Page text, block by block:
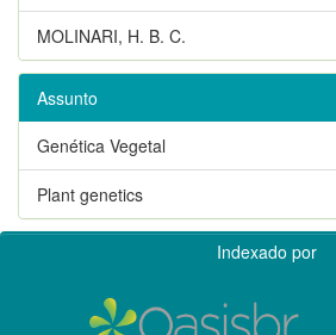
MOLINARI, H. B. C.
Assunto
Genética Vegetal
Plant genetics
Indexado por